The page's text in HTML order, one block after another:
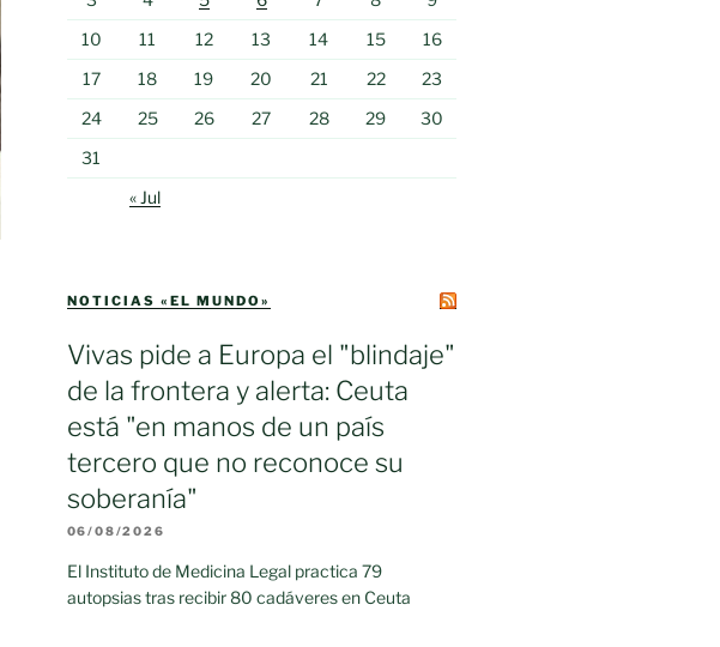
10
11 12 13 14 15
16
17
18 19 20 21 22
23
24
25 26 27 28 29
30
31
« Jul
NOTICIAS «EL MUNDO»
Vivas pide a Europa el "blindaje"
de la frontera y alerta: Ceuta
está "en manos de un país
tercero que no reconoce su
soberanía"
06/08/2026
El Instituto de Medicina Legal practica 79
autopsias tras recibir 80 cadáveres en Ceuta